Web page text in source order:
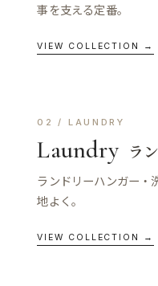
事を支える定番。
VIEW COLLECTION →
02 / LAUNDRY
Laundry ラ
ランドリーハンガー・
地よく。
VIEW COLLECTION →